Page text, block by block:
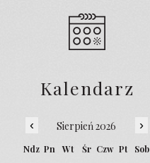
Kalendarz
‹ Sierpień 2026 ›
Ndz Pn Wt Śr Czw Pt
Sob